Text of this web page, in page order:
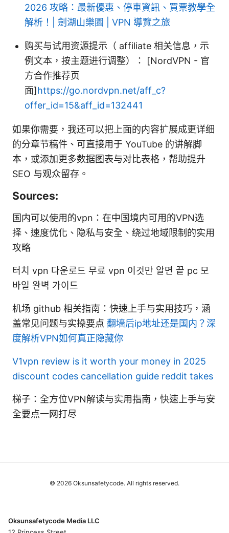
2026 攻略：最新優惠、停車資訊、買票教學全
解析！| 劍湖山樂園 | VPN 導覽之旅
购买与试用资源提示（ affiliate 相关信息，示
例文本，按主题进行调整）： [NordVPN - 官
方合作推荐页
面]https://go.nordvpn.net/aff_c?
offer_id=15&aff_id=132441
如果你需要，我还可以把上面的内容扩展成更详细
的分章节稿件、可直接用于 YouTube 的讲解脚
本，或添加更多数据图表与对比表格，帮助提升
SEO 与观众留存。
Sources:
国内可以使用的vpn：在中国境内可用的VPN选
择、速度优化、隐私与安全、绕过地域限制的实用
攻略
터치 vpn 다운로드 무료 vpn 이것만 알면 끝 pc 모
바일 완벽 가이드
机场 github 相关指南：快速上手与实用技巧，涵
盖常见问题与实操要点 翻墙后ip地址还是国内？深
度解析VPN如何真正隐藏你
V1vpn review is it worth your money in 2025
discount codes cancellation guide reddit takes
梯子：全方位VPN解读与实用指南，快速上手与安
全要点一网打尽
© 2026 Oksunsafetycode. All rights reserved.
Oksunsafetycode Media LLC